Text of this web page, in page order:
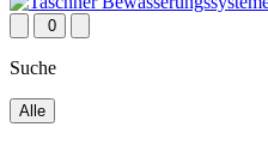
0
Suche
Alle